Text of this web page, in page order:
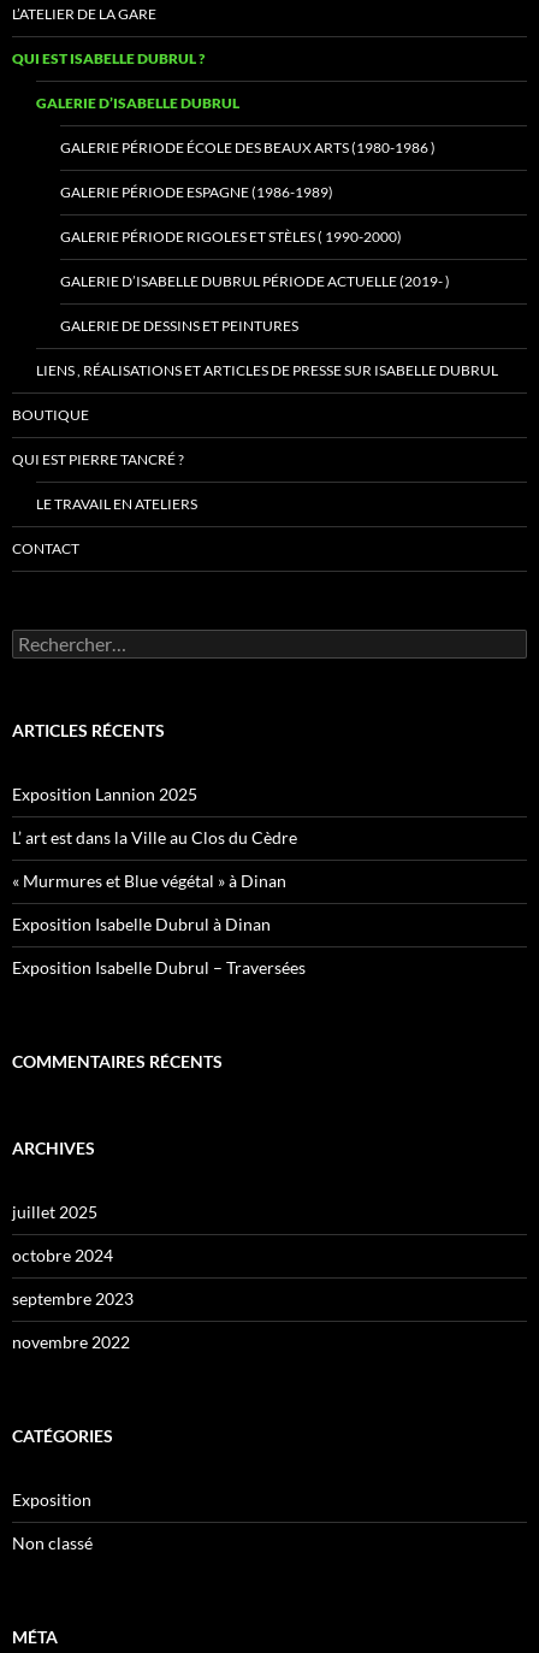
L’ATELIER DE LA GARE
QUI EST ISABELLE DUBRUL ?
GALERIE D’ISABELLE DUBRUL
GALERIE PÉRIODE ÉCOLE DES BEAUX ARTS (1980-1986 )
GALERIE PÉRIODE ESPAGNE (1986-1989)
GALERIE PÉRIODE RIGOLES ET STÈLES ( 1990-2000)
GALERIE D’ISABELLE DUBRUL PÉRIODE ACTUELLE (2019- )
GALERIE DE DESSINS ET PEINTURES
LIENS , RÉALISATIONS ET ARTICLES DE PRESSE SUR ISABELLE DUBRUL
BOUTIQUE
QUI EST PIERRE TANCRÉ ?
LE TRAVAIL EN ATELIERS
CONTACT
Rechercher :
ARTICLES RÉCENTS
Exposition Lannion 2025
L’ art est dans la Ville au Clos du Cèdre
« Murmures et Blue végétal » à Dinan
Exposition Isabelle Dubrul à Dinan
Exposition Isabelle Dubrul – Traversées
COMMENTAIRES RÉCENTS
ARCHIVES
juillet 2025
octobre 2024
septembre 2023
novembre 2022
CATÉGORIES
Exposition
Non classé
MÉTA